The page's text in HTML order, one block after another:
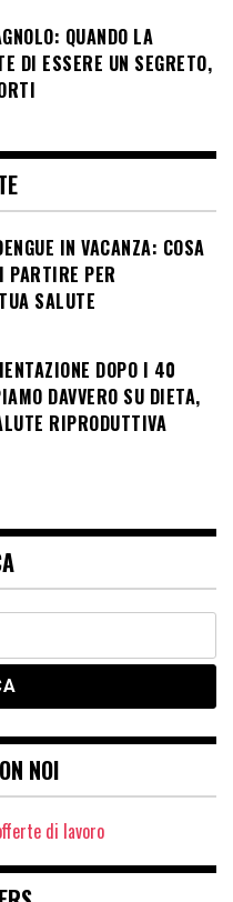
QUANDO LA
DI ESSERE UN SEGRETO,
IN VACANZA: COSA
PARTIRE PER
SALUTE
DOPO I 40
DAVVERO SU DIETA,
RIPRODUTTIVA
NOI
di lavoro